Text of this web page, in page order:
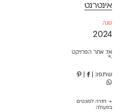
אינטרנט
שנה
2024
אל אתר הפרויקט
⇱
שתפו: |
→ חזרה לפונטים
בפעולה